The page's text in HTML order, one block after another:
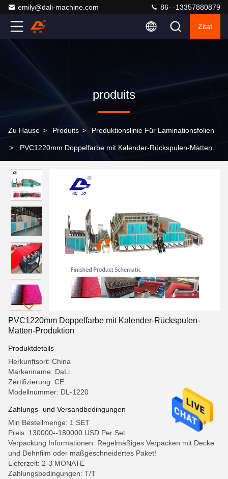
emily@dali-machine.com 86- -13357880879
Zitat
produits
Zu Hause > Produits > Produktionslinie Für Laminationsfolien
> PVC1220mm Doppelfarbe mit Kalender-Rückspulen-Matten-
PVC1220mm Doppelfarbe mit Kalender-Rückspulen-
Matten-Produktion
Produktdetails
Herkunftsort: China
Markenname: DaLi
Zertifizierung: CE
Modellnummer: DL-1220
Zahlungs- und Versandbedingungen
Min Bestellmenge: 1 SET
Preis: 130000--180000 USD Per Set
Verpackung Informationen: Regelmäßiges Verpacken mit Decke
und Dehnfilm oder maßgeschneidertes Paket!
Lieferzeit: 2-3 MONATE
Zahlungsbedingungen: T/T